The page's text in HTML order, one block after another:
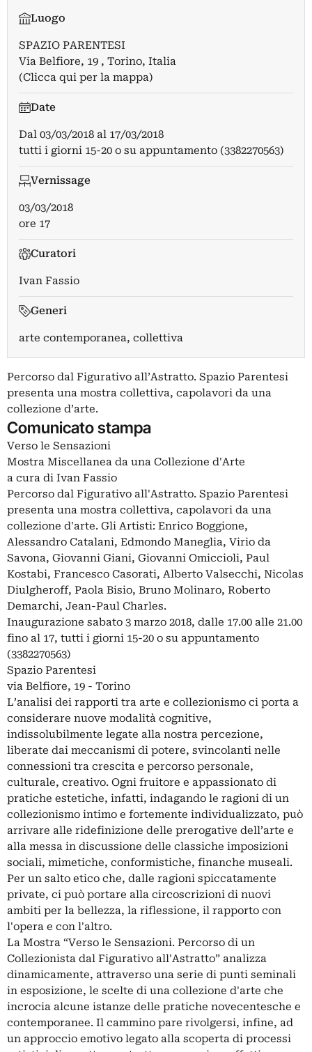
Luogo
SPAZIO PARENTESI
Via Belfiore, 19 , Torino, Italia
(Clicca qui per la mappa)
Date
Dal 03/03/2018 al 17/03/2018
tutti i giorni 15-20 o su appuntamento (3382270563)
Vernissage
03/03/2018
ore 17
Curatori
Ivan Fassio
Generi
arte contemporanea, collettiva
Percorso dal Figurativo all’Astratto. Spazio Parentesi
presenta una mostra collettiva, capolavori da una
collezione d’arte.
Comunicato stampa
Verso le Sensazioni
Mostra Miscellanea da una Collezione d'Arte
a cura di Ivan Fassio
Percorso dal Figurativo all'Astratto. Spazio Parentesi
presenta una mostra collettiva, capolavori da una
collezione d'arte. Gli Artisti: Enrico Boggione,
Alessandro Catalani, Edmondo Maneglia, Virio da
Savona, Giovanni Giani, Giovanni Omiccioli, Paul
Kostabi, Francesco Casorati, Alberto Valsecchi, Nicolas
Diulgheroff, Paola Bisio, Bruno Molinaro, Roberto
Demarchi, Jean-Paul Charles.
Inaugurazione sabato 3 marzo 2018, dalle 17.00 alle 21.00
fino al 17, tutti i giorni 15-20 o su appuntamento
(3382270563)
Spazio Parentesi
via Belfiore, 19 - Torino
L’analisi dei rapporti tra arte e collezionismo ci porta a
considerare nuove modalità cognitive,
indissolubilmente legate alla nostra percezione,
liberate dai meccanismi di potere, svincolanti nelle
connessioni tra crescita e percorso personale,
culturale, creativo. Ogni fruitore e appassionato di
pratiche estetiche, infatti, indagando le ragioni di un
collezionismo intimo e fortemente individualizzato, può
arrivare alle ridefinizione delle prerogative dell’arte e
alla messa in discussione delle classiche imposizioni
sociali, mimetiche, conformistiche, finanche museali.
Per un salto etico che, dalle ragioni spiccatamente
private, ci può portare alla circoscrizioni di nuovi
ambiti per la bellezza, la riflessione, il rapporto con
l'opera e con l'altro.
La Mostra “Verso le Sensazioni. Percorso di un
Collezionista dal Figurativo all'Astratto” analizza
dinamicamente, attraverso una serie di punti seminali
in esposizione, le scelte di una collezione d'arte che
incrocia alcune istanze delle pratiche novecentesche e
contemporanee. Il cammino pare rivolgersi, infine, ad
un approccio emotivo legato alla scoperta di processi